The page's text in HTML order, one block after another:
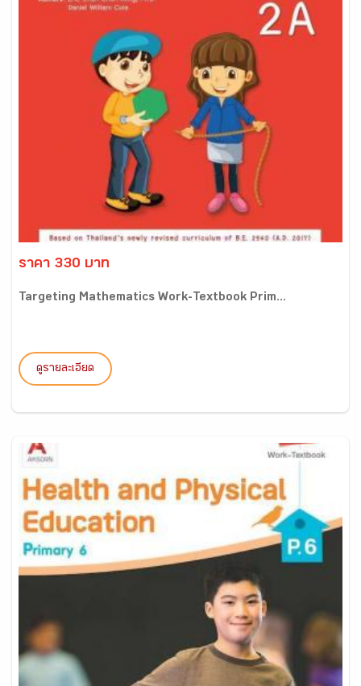
ราคา 330 บาท
Targeting Mathematics Work-Textbook Prim...
ดูรายละเอียด